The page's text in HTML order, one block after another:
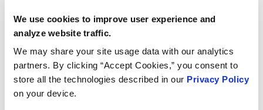
We use cookies to improve user experience and
analyze website traffic.
We may share your site usage data with our analytics
partners. By clicking “Accept Cookies,” you consent to
store all the technologies described in our Privacy Policy
on your device.